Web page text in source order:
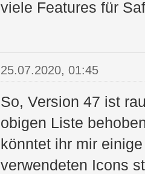
viele Features für
25.07.2020, 01:45
So, Version 47 ist
obigen Liste
könntet ihr mir
verwendeten Icons